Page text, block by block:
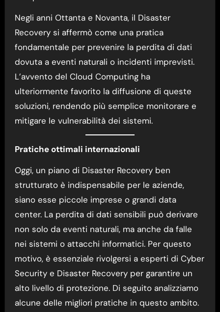
Negli anni Ottanta e Novanta, il Disaster
Recovery si affermò come una pratica
fondamentale per prevenire la perdita di dati
dovuta a eventi naturali o incidenti imprevisti.
L’avvento del Cloud Computing ha
ulteriormente favorito la diffusione di queste
soluzioni, rendendo più semplice monitorare e
mitigare le vulnerabilità dei sistemi.
Pratiche ottimali internazionali
Oggi, un piano di Disaster Recovery ben
strutturato è indispensabile per le aziende,
siano esse piccole imprese o grandi data
center. La perdita di dati sensibili può derivare
non solo da eventi naturali, ma anche da falle
nei sistemi o attacchi informatici. Per questo
motivo, è essenziale rivolgersi a esperti di Cyber
Security e Disaster Recovery per garantire un
alto livello di protezione. Di seguito analizziamo
alcune delle migliori pratiche in questo ambito.